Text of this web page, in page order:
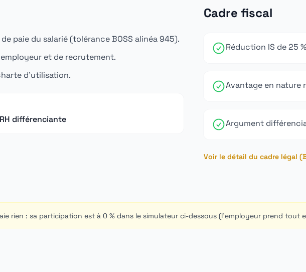
paie du salarié (tolérance BOSS alinéa 945).
et de recrutement.
d'utilisation.
différenciante
Cadre fiscal
Réduction IS de 25
Avantage en nature
Argument
Voir le détail du cadre légal
rien : sa participation est à 0 % dans le simulateur ci-dessous (l'employeur prend tout